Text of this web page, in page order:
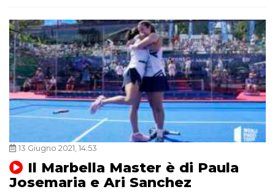
13 Giugno 2021, 14:53
Il Marbella Master è di Paula
Josemaria e Ari Sanchez